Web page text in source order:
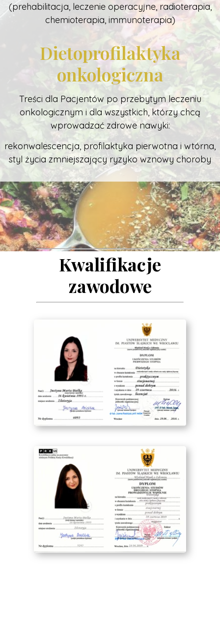
Kwalifikacje
zawodowe
(prehabilitacja, leczenie operacyjne, radioterapia,
chemioterapia, immunoterapia)
Dietoprofilaktyka
onkologiczna
Treści dla Pacjentów po przebytym leczeniu
onkologicznym i dla wszystkich, którzy chcą
wprowadzać zdrowe nawyki:
rekonwalescencja, profilaktyka pierwotna i wtórna,
styl życia zmniejszający ryzyko wznowy choroby